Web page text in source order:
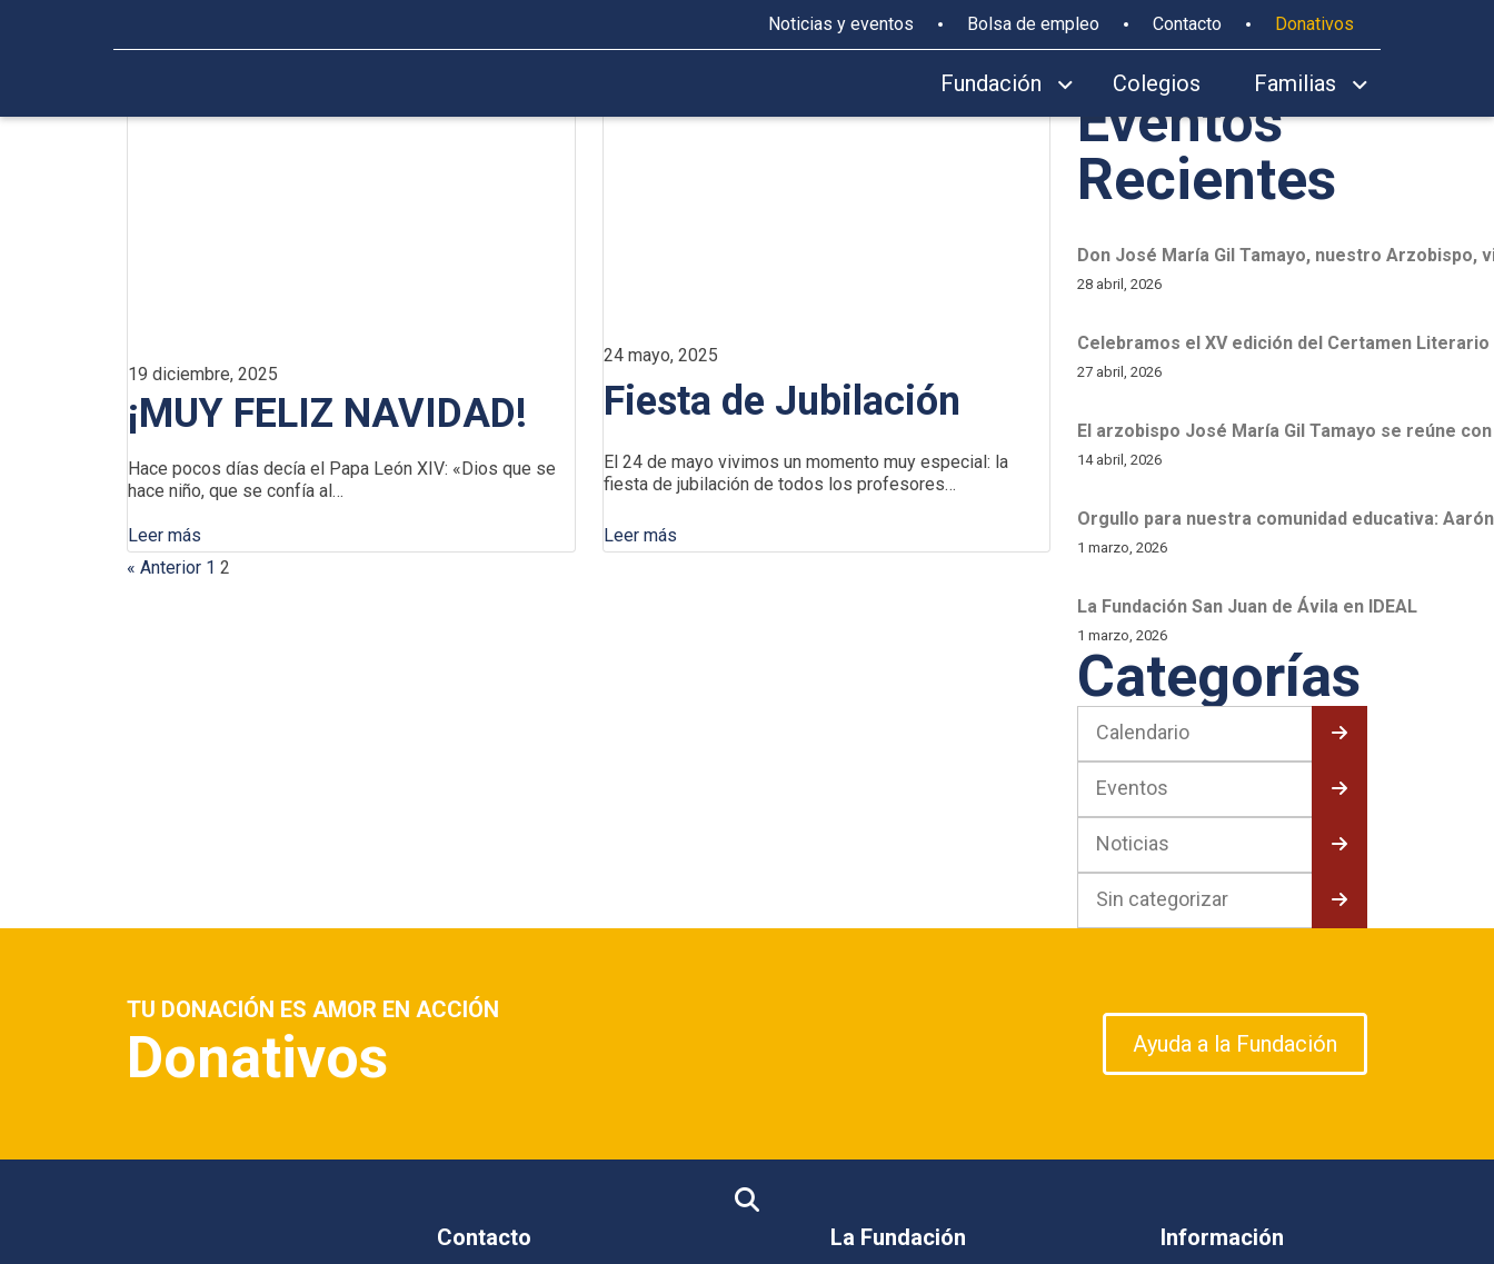
Noticias y eventos Bolsa de empleo Contacto Donativos
Fundación Colegios Familias
19 diciembre, 2025
¡MUY FELIZ NAVIDAD!
Hace pocos días decía el Papa León XIV: «Dios que se
hace niño, que se confía al…
Leer más
24 mayo, 2025
Fiesta de Jubilación
El 24 de mayo vivimos un momento muy especial: la
fiesta de jubilación de todos los profesores…
Leer más
« Anterior 1 2
Buscar
Buscar
Eventos
Recientes
Don José María Gil Tamayo, nuestro Arzobispo,
28 abril, 2026
Celebramos el XV edición del Certamen Literario
27 abril, 2026
El arzobispo José María Gil Tamayo se reúne
14 abril, 2026
Orgullo para nuestra comunidad educativa:
1 marzo, 2026
La Fundación San Juan de Ávila en IDEAL
1 marzo, 2026
Categorías
Calendario
Eventos
Noticias
Sin categorizar
TU DONACIÓN ES AMOR EN ACCIÓN
Donativos Ayuda a la Fundación
Contacto La Fundación Información